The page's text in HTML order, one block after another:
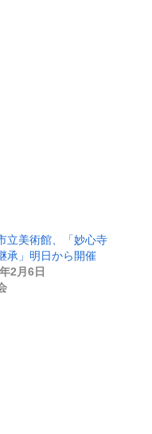
立美術館、「妙心寺
承」明日から開催
2月6日